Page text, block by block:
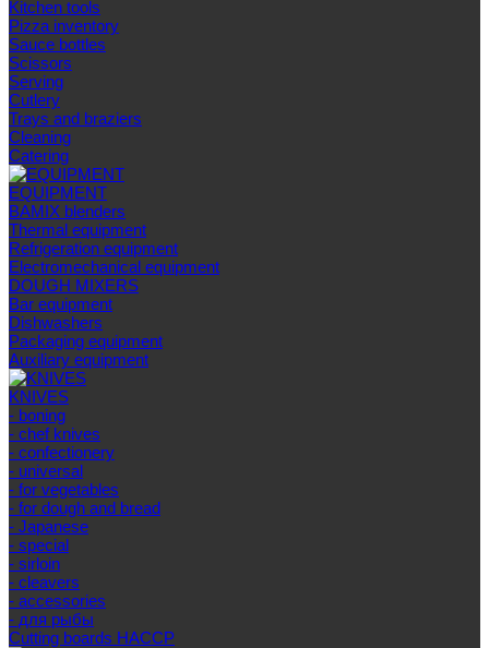
Kitchen tools
Pizza inventory
Sauce bottles
Scissors
Serving
Cutlery
Trays and braziers
Сleaning
Catering
EQUIPMENT
BAMIX blenders
Thermal equipment
Refrigeration equipment
Electromechanical equipment
DOUGH MIXERS
Bar equipment
Dishwashers
Packaging equipment
Auxiliary equipment
KNIVES
- boning
- chef knives
- confectionery
- universal
- for vegetables
- for dough and bread
- Japanese
- special
- sirloin
- cleavers
- accessories
- для рыбы
Cutting boards HACCP